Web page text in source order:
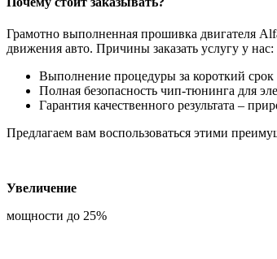
Грамотно выполненная прошивка двигателя
движения авто. Причины заказать услугу у нас:
Выполнение процедуры за короткий срок
Полная безопасность чип-тюнинга для
Гарантия качественного результата –
Предлагаем вам воспользоваться этими
Увеличение
мощности до 25%